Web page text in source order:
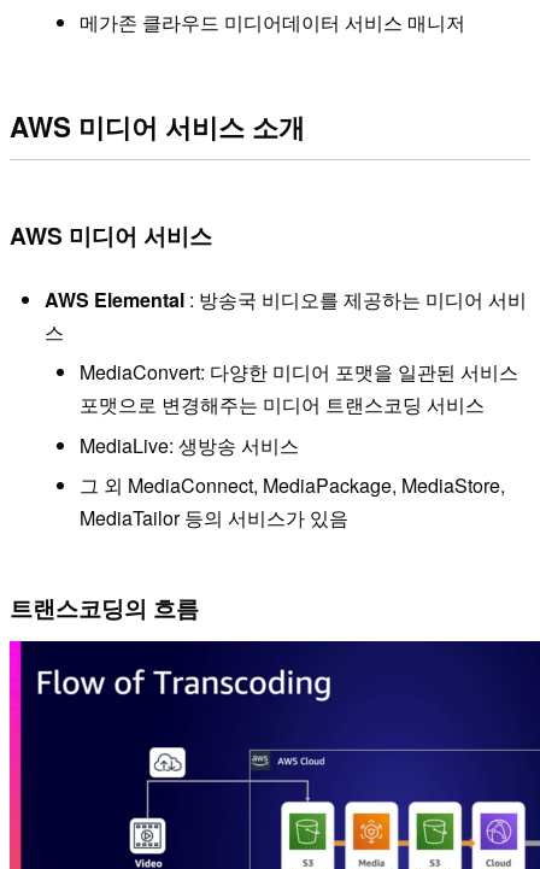
메가존 클라우드 미디어데이터 서비스 매니저
AWS 미디어 서비스 소개
AWS 미디어 서비스
AWS Elemental: 방송국 비디오를 제공하는 미디어 서비
스
MediaConvert: 다양한 미디어 포맷을 일관된 서비스
포맷으로 변경해주는 미디어 트랜스코딩 서비스
MediaLive: 생방송 서비스
그 외 MediaConnect, MediaPackage, MediaStore,
MediaTailor 등의 서비스가 있음
트랜스코딩의 흐름